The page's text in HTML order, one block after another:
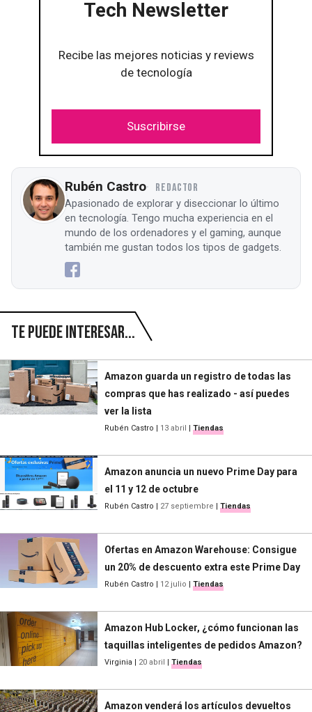
Tech Newsletter
Recibe las mejores noticias y reviews
de tecnología
Suscribirse
Rubén Castro REDACTOR
Apasionado de explorar y diseccionar lo último
en tecnología. Tengo mucha experiencia en el
mundo de los ordenadores y el gaming, aunque
también me gustan todos los tipos de gadgets.
Te puede interesar...
Amazon guarda un registro de todas las
compras que has realizado - así puedes
ver la lista
Rubén Castro | 13 abril | Tiendas
Amazon anuncia un nuevo Prime Day para
el 11 y 12 de octubre
Rubén Castro | 27 septiembre | Tiendas
Ofertas en Amazon Warehouse: Consigue
un 20% de descuento extra este Prime Day
Rubén Castro | 12 julio | Tiendas
Amazon Hub Locker, ¿cómo funcionan las
taquillas inteligentes de pedidos Amazon?
Virginia | 20 abril | Tiendas
Amazon venderá los artículos devueltos